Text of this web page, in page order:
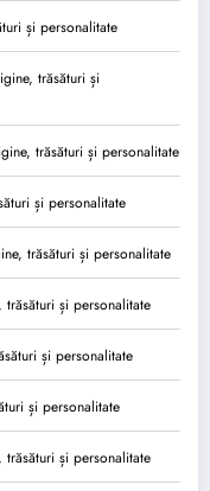
și personalitate
trăsături și
trăsături și personalitate
și personalitate
trăsături și personalitate
trăsături și personalitate
și personalitate
și personalitate
trăsături și personalitate